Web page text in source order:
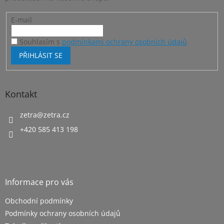
y
p
u
E-mail
Souhlasím s podmínkami ochrany osobních údajů
PŘIHLÁSIT SE
Kontakt
zetra@zetra.cz
+420 585 413 198
Informace pro vás
Obchodní podmínky
Podmínky ochrany osobních údajů